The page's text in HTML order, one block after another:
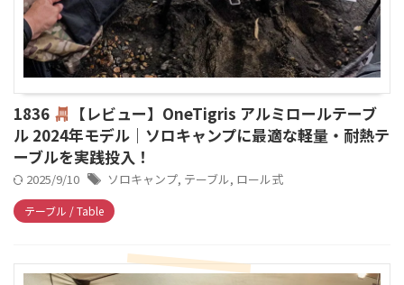
1836
【レビュー】OneTigris アルミロールテーブ
ル 2024年モデル｜ソロキャンプに最適な軽量・耐熱テ
ーブルを実践投入！
2025/9/10 ソロキャンプ, テーブル, ロール式
テーブル / Table